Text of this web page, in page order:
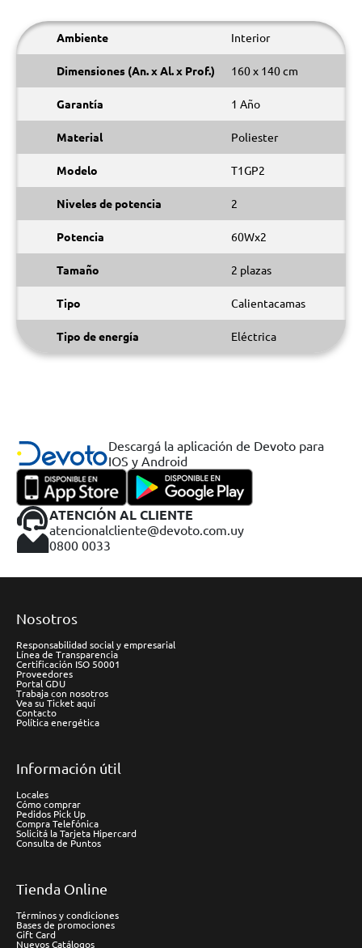
Ambiente Interior
Dimensiones (An. x Al. x Prof.) 160 x 140 cm
Garantía 1 Año
Material Poliester
Modelo T1GP2
Niveles de potencia 2
Potencia 60Wx2
Tamaño 2 plazas
Tipo Calientacamas
Tipo de energía Eléctrica
Descargá la aplicación de Devoto para
IOS y Android
ATENCIÓN AL CLIENTE
atencionalcliente@devoto.com.uy
0800 0033
Nosotros
Responsabilidad social y empresarial
Línea de Transparencia
Certificación ISO 50001
Proveedores
Portal GDU
Trabaja con nosotros
Vea su Ticket aquí
Contacto
Política energética
Información útil
Locales
Cómo comprar
Pedidos Pick Up
Compra Telefónica
Solicitá la Tarjeta Hipercard
Consulta de Puntos
Tienda Online
Términos y condiciones
Bases de promociones
Gift Card
Nuevos Catálogos